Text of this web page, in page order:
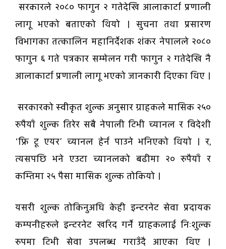
सरकारले २०८० फागुन २ गतेदेखि आलाकार्टा प्रणाली
लागू भएको बताएको थियो । सुचना तथा प्रसारण
विभागका तत्कालिन महानिर्देशक शंकर नेपालले २०८०
फागुन ६ गते पत्रकार सम्मेलन गरी फागुन २ गतेदेखि नै
आलाकार्टा प्रणाली लागू भएको जानकारी दिएका थिए ।
सरकारको स्वीकृत शुल्क अनुसार ग्राहकले मासिक २५०
रुपैयाँ शुल्क तिरेर सबै नेपाली टिभी च्यानल र विदेशी
‘फ्रि टू एयर’ च्यानल हेर्न पाउने भनिएको थियो । र,
त्यसपछि भने एउटा च्यानलको बढीमा २० रुपैयाँ र
कम्तिमा २५ पैसा मासिक शुल्क तोकियो ।
यसरी शुल्क तोकिनुअघि केही इन्टरनेट सेवा प्रदायक
कम्पनीहरुले इन्टरनेट खरिद गर्ने ग्राहकलाई निःशुल्क
रुपमा टिभी सेवा उपलब्ध गराउँदै आएका थिए ।